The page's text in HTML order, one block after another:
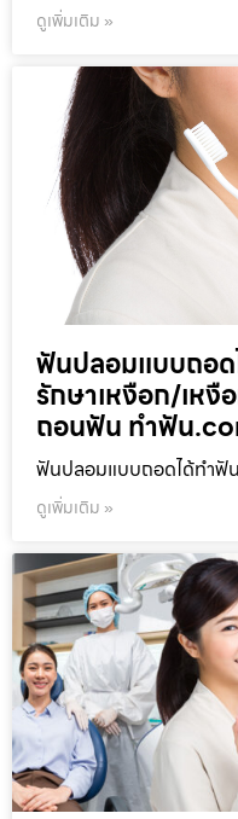
ดูเพิ่มเติม »
ฟันปลอมแบบถอ
รักษาเหงือก/เห
ถอนฟัน ทำฟัน
ฟันปลอมแบบถอดได้ทำฟั
ดูเพิ่มเติม »